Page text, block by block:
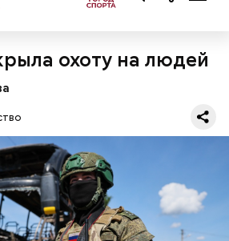
охоту на людей